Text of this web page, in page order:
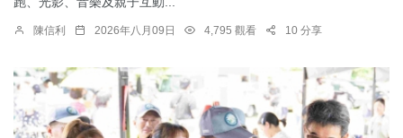
陳信利 2026年八月09日 4,795 觀看 10 分享